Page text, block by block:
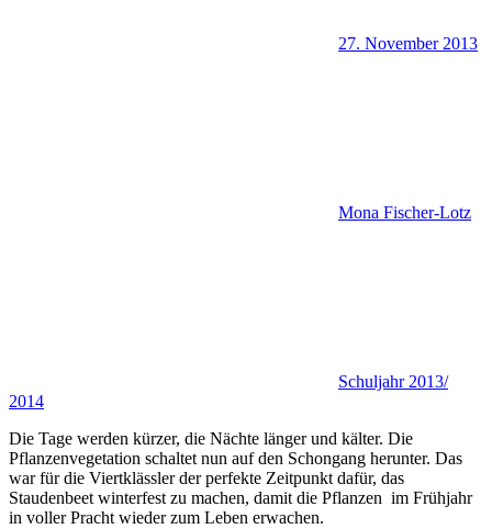
27. November 2013
Mona Fischer-Lotz
Schuljahr 2013/
2014
Die Tage werden kürzer, die Nächte länger und kälter. Die
Pflanzenvegetation schaltet nun auf den Schongang herunter. Das
war für die Viertklässler der perfekte Zeitpunkt dafür, das
Staudenbeet winterfest zu machen, damit die Pflanzen im Frühjahr
in voller Pracht wieder zum Leben erwachen.